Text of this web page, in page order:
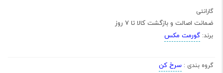
گارانتی
ضمانت اصالت و بازگشت کالا تا 7 روز
برند: گورمت مکس
گروه بندی : سرخ کن